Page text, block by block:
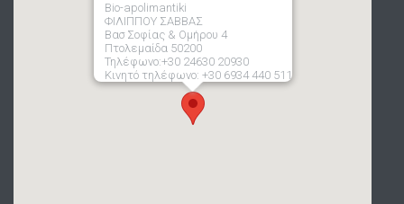
Bio-apolimantiki
ΦΙΛΙΠΠΟΥ ΣΑΒΒΑΣ
Βασ Σοφίας & Ομήρου 4
Πτολεμαίδα 50200
Τηλέφωνο:+30 24630 20930
Κινητό τηλέφωνο: +30 6934 440 511